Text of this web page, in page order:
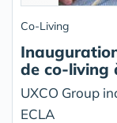
Co-Living
de co-living
UXCO Group
ECLA